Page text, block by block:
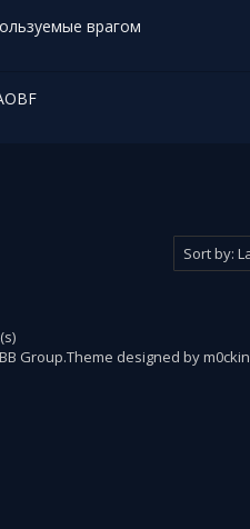
врагом
Group.Theme designed by